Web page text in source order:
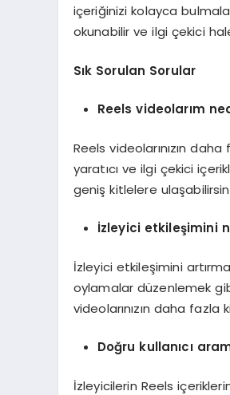
içeriğinizi kolayca
okunabilir ve ilgi çekici
Sık Sorulan Sorular
Reels videolarım
Reels videolarınızın
yaratıcı ve ilgi çekici
geniş kitlelere
İzleyici etkileşimini
İzleyici etkileşimini
oylamalar düzenlemek
videolarınızın daha fazla
Doğru kullanıcı
İzleyicilerin Reels